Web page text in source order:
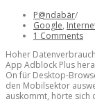
P@ndabär/
Google,
1 Comments
Hoher
App Adblock Plus
On für Desktop-
den Mobilsektor
auskommt, hörte sich